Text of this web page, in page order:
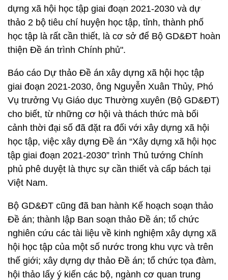
dựng xã hội học tập giai đoạn 2021-2030 và dự
thảo 2 bộ tiêu chí huyện học tập, tỉnh, thành phố
học tập là rất cần thiết, là cơ sở để Bộ GD&ĐT hoàn
thiện Đề án trình Chính phủ".
Báo cáo Dự thảo Đề án xây dựng xã hội học tập
giai đoạn 2021-2030, ông Nguyễn Xuân Thủy, Phó
Vụ trưởng Vụ Giáo dục Thường xuyên (Bộ GD&ĐT)
cho biết, từ những cơ hội và thách thức mà bối
cảnh thời đại số đã đặt ra đối với xây dựng xã hội
học tập, việc xây dựng Đề án “Xây dựng xã hội học
tập giai đoạn 2021-2030” trình Thủ tướng Chính
phủ phê duyệt là thực sự cần thiết và cấp bách tại
Việt Nam.
Bộ GD&ĐT cũng đã ban hành Kế hoạch soạn thảo
Đề án; thành lập Ban soạn thảo Đề án; tổ chức
nghiên cứu các tài liệu về kinh nghiệm xây dựng xã
hội học tập của một số nước trong khu vực và trên
thế giới; xây dựng dự thảo Đề án; tổ chức tọa đàm,
hội thảo lấy ý kiến các bộ, ngành cơ quan trung